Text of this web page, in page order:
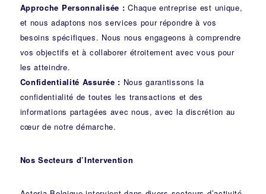
Approche Personnalisée : Chaque entreprise est unique,
et nous adaptons nos services pour répondre à vos
besoins spécifiques. Nous nous engageons à comprendre
vos objectifs et à collaborer étroitement avec vous pour
les atteindre.
Confidentialité Assurée : Nous garantissons la
confidentialité de toutes les transactions et des
informations partagées avec nous, avec la discrétion au
cœur de notre démarche.
Nos Secteurs d’Intervention